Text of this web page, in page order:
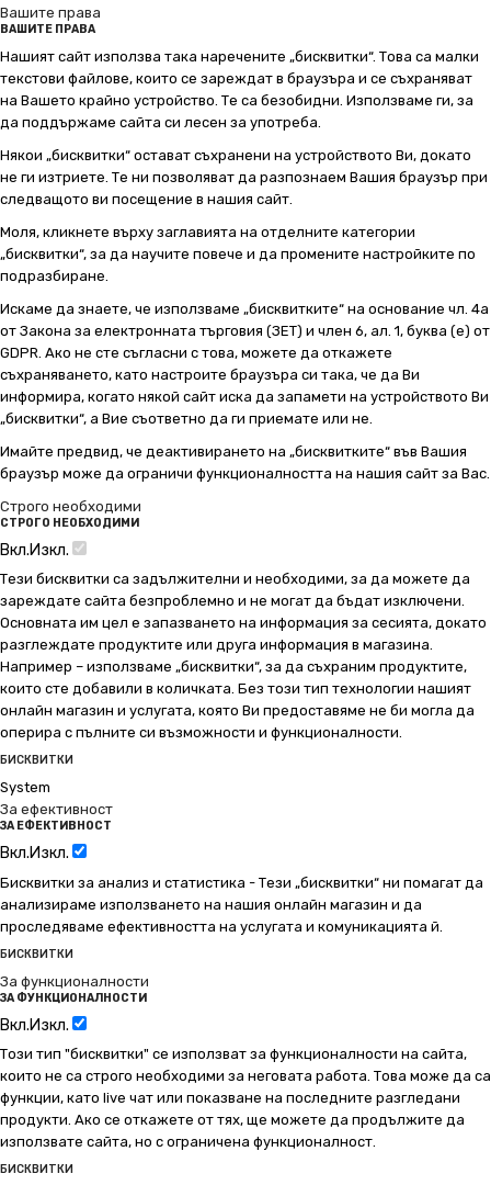
Вашите права
ВАШИТЕ ПРАВА
Нашият сайт използва така наречените „бисквитки“. Това са малки
текстови файлове, които се зареждат в браузъра и се съхраняват
на Вашето крайно устройство. Те са безобидни. Използваме ги, за
да поддържаме сайта си лесен за употреба.
Някои „бисквитки“ остават съхранени на устройството Ви, докато
не ги изтриете. Те ни позволяват да разпознаем Вашия браузър при
следващото ви посещение в нашия сайт.
Моля, кликнете върху заглавията на отделните категории
„бисквитки“, за да научите повече и да промените настройките по
подразбиране.
Искаме да знаете, че използваме „бисквитките“ на основание чл. 4а
от Закона за електронната търговия (ЗЕТ) и член 6, ал. 1, буква (е) от
GDPR. Ако не сте съгласни с това, можете да откажете
съхраняването, като настроите браузъра си така, че да Ви
информира, когато някой сайт иска да запамети на устройството Ви
„бисквитки“, а Вие съответно да ги приемате или не.
Имайте предвид, че деактивирането на „бисквитките“ във Вашия
браузър може да ограничи функционалността на нашия сайт за Вас.
Строго необходими
СТРОГО НЕОБХОДИМИ
Вкл.Изкл.
Тези бисквитки са задължителни и необходими, за да можете да
зареждате сайта безпроблемно и не могат да бъдат изключени.
Основната им цел е запазването на информация за сесията, докато
разглеждате продуктите или друга информация в магазина.
Например – използваме „бисквитки“, за да съхраним продуктите,
които сте добавили в количката. Без този тип технологии нашият
онлайн магазин и услугата, която Ви предоставяме не би могла да
оперира с пълните си възможности и функционалности.
БИСКВИТКИ
System
За ефективност
ЗА ЕФЕКТИВНОСТ
Вкл.Изкл.
Бисквитки за анализ и статистика - Тези „бисквитки“ ни помагат да
анализираме използването на нашия онлайн магазин и да
проследяваме ефективността на услугата и комуникацията й.
БИСКВИТКИ
За функционалности
ЗА ФУНКЦИОНАЛНОСТИ
Вкл.Изкл.
Този тип "бисквитки" се използват за функционалности на сайта,
които не са строго необходими за неговата работа. Това може да са
функции, като live чат или показване на последните разгледани
продукти. Ако се откажете от тях, ще можете да продължите да
използвате сайта, но с ограничена функционалност.
БИСКВИТКИ